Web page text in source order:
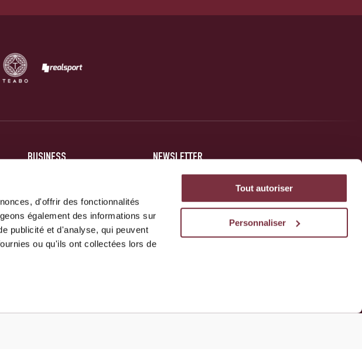
d'offrir des fonctionnalités
également des informations sur
publicité et d'analyse, qui peuvent
ou qu'ils ont collectées lors de
Tout autoriser
Personnaliser
BUSINESS
PARTENAIRES
NEWSLETTER
Inscrivez-vous et soyez au courant des dernières nouvelles
concernant votre club.